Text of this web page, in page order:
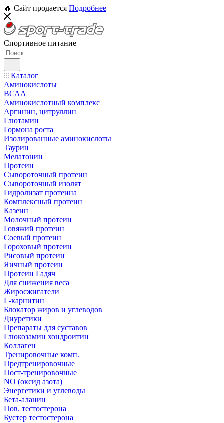
🔥 Сайт продается Подробнее
Спортивное питание
Каталог
Аминокислоты
ВСАА
Аминокислотный комплекс
Аргинин, цитруллин
Глютамин
Гормона роста
Изолированные аминокислоты
Таурин
Мелатонин
Протеин
Сывороточный протеин
Сывороточный изолят
Гидролизат протеина
Комплексный протеин
Казеин
Молочный протеин
Говяжий протеин
Соевый протеин
Гороховый протеин
Рисовый протеин
Яичный протеин
Протеин Гадяч
Для снижения веса
Жиросжигатели
L-карнитин
Блокатор жиров и углеводов
Диуретики
Препараты для суставов
Глюкозамин хондроитин
Коллаген
Тренировочные комп.
Предтренировочные
Пост-тренировочные
NO (оксид азота)
Энергетики и углеводы
Бета-аланин
Пов. тестостерона
Бустер тестостерона